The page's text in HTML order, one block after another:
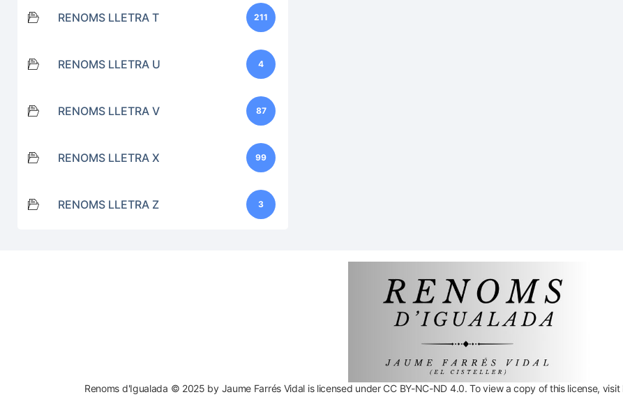
RENOMS LLETRA T 211
RENOMS LLETRA U 4
RENOMS LLETRA V 87
RENOMS LLETRA X 99
RENOMS LLETRA Z 3
Renoms d'Igualada © 2025 by Jaume Farrés Vidal is licensed under CC BY-NC-ND 4.0. To view a copy of this license,